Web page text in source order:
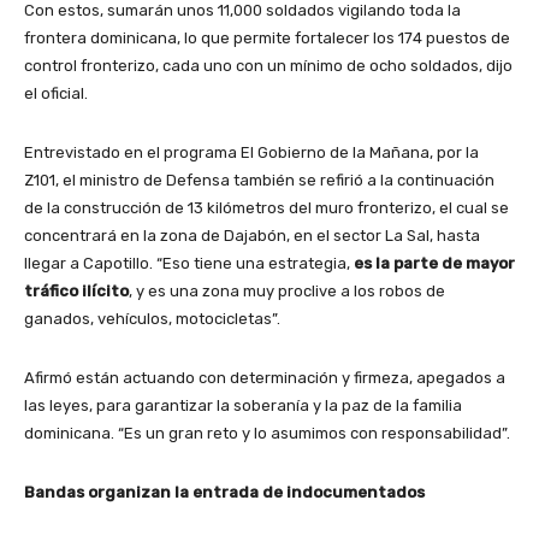
Con estos, sumarán unos 11,000 soldados vigilando toda la
frontera dominicana, lo que permite fortalecer los 174 puestos de
control fronterizo, cada uno con un mínimo de ocho soldados, dijo
el oficial.
Entrevistado en el programa El Gobierno de la Mañana, por la
Z101, el ministro de Defensa también se refirió a la continuación
de la construcción de 13 kilómetros del muro fronterizo, el cual se
concentrará en la zona de Dajabón, en el sector La Sal, hasta
llegar a Capotillo. “Eso tiene una estrategia, es la parte de mayor
tráfico ilícito, y es una zona muy proclive a los robos de
ganados, vehículos, motocicletas”.
Afirmó están actuando con determinación y firmeza, apegados a
las leyes, para garantizar la soberanía y la paz de la familia
dominicana. “Es un gran reto y lo asumimos con responsabilidad”.
Bandas organizan la entrada de indocumentados